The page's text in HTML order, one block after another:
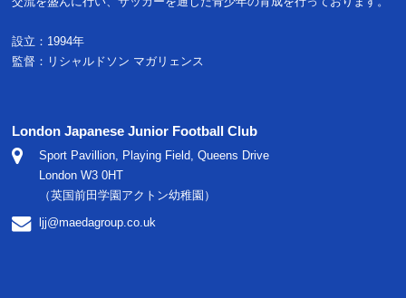
設立：1994年
監督：リシャルドソン マガリェンス
London Japanese Junior Football Club
Sport Pavillion, Playing Field, Queens Drive
London W3 0HT
（英国前田学園アクトン幼稚園）
ljj@maedagroup.co.uk